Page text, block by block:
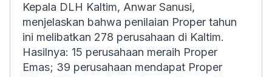
Kepala DLH Kaltim, Anwar Sanusi,
menjelaskan bahwa penilaian Proper tahun
ini melibatkan 278 perusahaan di Kaltim.
Hasilnya: 15 perusahaan meraih Proper
Emas; 39 perusahaan mendapat Proper